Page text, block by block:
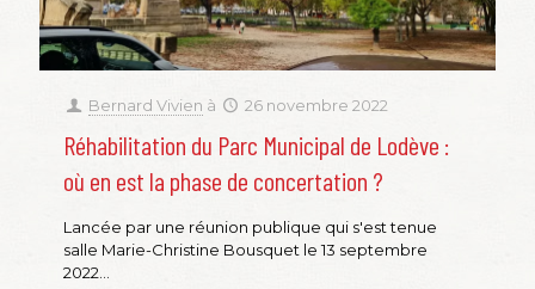
Bernard Vivien à 26 novembre 2022
Réhabilitation du Parc Municipal de Lodève :
où en est la phase de concertation ?
Lancée par une réunion publique qui s'est tenue
salle Marie-Christine Bousquet le 13 septembre
2022...